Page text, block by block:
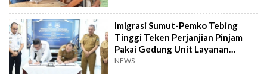
Imigrasi Sumut-Pemko Tebing
Tinggi Teken Perjanjian Pinjam
Pakai Gedung Unit Layanan
Paspor
NEWS